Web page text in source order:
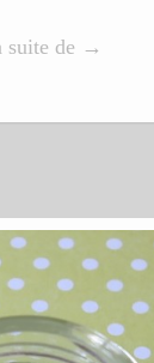
suite de «
e
p
u
r
→